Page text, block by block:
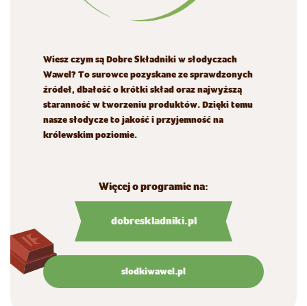
Wiesz czym są Dobre Składniki w słodyczach
Wawel? To surowce pozyskane ze sprawdzonych
źródeł, dbałość o krótki skład oraz najwyższą
staranność w tworzeniu produktów. Dzięki temu
nasze słodycze to jakość i przyjemność na
królewskim poziomie.
Więcej o programie na:
dobreskladniki.pl
slodkiwawel.pl